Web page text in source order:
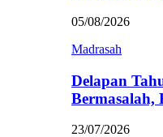
05/08/2026
Madrasah
Delapan
23/07/2026